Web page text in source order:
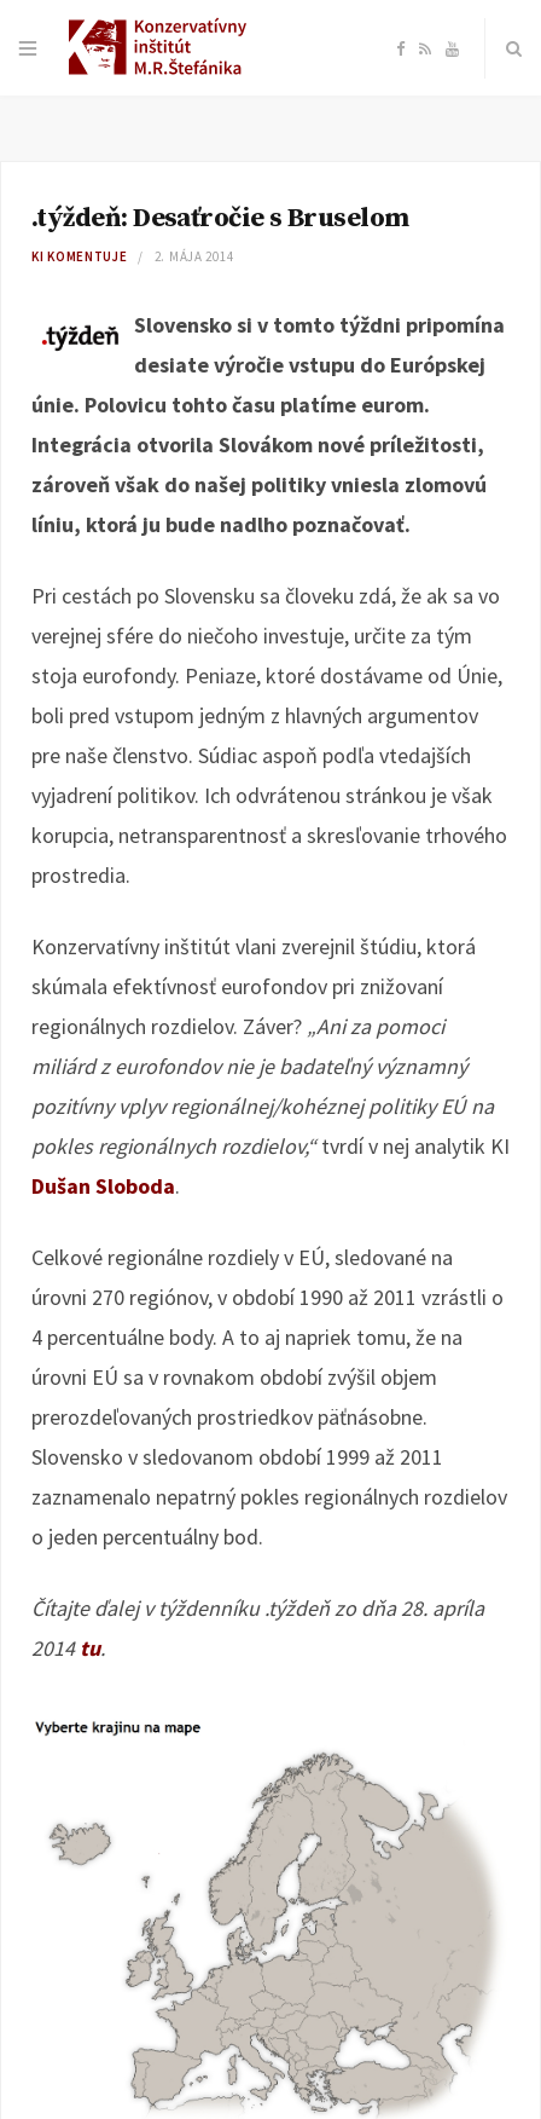
F
e
o
R Y
.týždeň: Desaťročie s Bruselom
KI KOMENTUJE 2. MÁJA 2014
Slovensko si v tomto týždni pripomína
desiate výročie vstupu do Európskej
únie. Polovicu tohto času platíme eurom.
Integrácia otvorila Slovákom nové príležitosti,
zároveň však do našej politiky vniesla zlomovú
líniu, ktorá ju bude nadlho poznačovať.
Pri cestách po Slovensku sa človeku zdá, že ak sa vo
verejnej sfére do niečoho investuje, určite za tým
stoja eurofondy. Peniaze, ktoré dostávame od Únie,
boli pred vstupom jedným z hlavných argumentov
pre naše členstvo. Súdiac aspoň podľa vtedajších
vyjadrení politikov. Ich odvrátenou stránkou je však
korupcia, netransparentnosť a skresľovanie trhového
prostredia.
Konzervatívny inštitút vlani zverejnil štúdiu, ktorá
skúmala efektívnosť eurofondov pri znižovaní
regionálnych rozdielov. Záver? „Ani za pomoci
miliárd z eurofondov nie je badateľný významný
pozitívny vplyv regionálnej/kohéznej politiky EÚ na
pokles regionálnych rozdielov,“tvrdí v nej analytik KI
Dušan Sloboda.
Celkové regionálne rozdiely v EÚ, sledované na
úrovni 270 regiónov, v období 1990 až 2011 vzrástli o
4 percentuálne body. A to aj napriek tomu, že na
úrovni EÚ sa v rovnakom období zvýšil objem
prerozdeľovaných prostriedkov päťnásobne.
Slovensko v sledovanom období 1999 až 2011
zaznamenalo nepatrný pokles regionálnych rozdielov
o jeden percentuálny bod.
Čítajte ďalej v týždenníku .týždeň zo dňa 28. apríla
2014 tu.